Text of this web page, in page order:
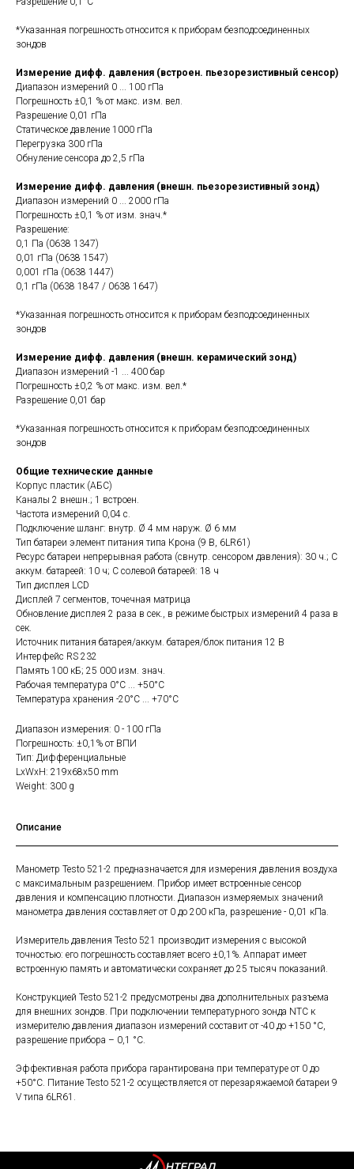
*Указанная погрешность относится к приборам безподсоединенных
зондов
Измерение дифф. давления (встроен. пьезорезистивный сенсор)
Диапазон измерений 0 ... 100 гПа
Погрешность ±0,1 % от макс. изм. вел.
Разрешение 0,01 гПа
Статическое давление 1000 гПа
Перегрузка 300 гПа
Обнуление сенсора до 2,5 гПа
Измерение дифф. давления (внешн. пьезорезистивный зонд)
Диапазон измерений 0 ... 2000 гПа
Погрешность ±0,1 % от изм. знач.*
Разрешение:
0,1 Па (0638 1347)
0,01 гПа (0638 1547)
0,001 гПа (0638 1447)
0,1 гПа (0638 1847 / 0638 1647)
*Указанная погрешность относится к приборам безподсоединенных
зондов
Измерение дифф. давления (внешн. керамический зонд)
Диапазон измерений -1 ... 400 бар
Погрешность ±0,2 % от макс. изм. вел.*
Разрешение 0,01 бар
*Указанная погрешность относится к приборам безподсоединенных
зондов
Общие технические данные
Корпус пластик (АБС)
Каналы 2 внешн.; 1 встроен.
Частота измерений 0,04 с.
Подключение шланг: внутр. Ø 4 мм наруж. Ø 6 мм
Тип батареи элемент питания типа Крона (9 В, 6LR61)
Ресурс батареи непрерывная работа (свнутр. сенсором давления): 30 ч.; С
аккум. батареей: 10 ч; С солевой батареей: 18 ч
Тип дисплея LCD
Дисплей 7 сегментов, точечная матрицa
Обновление дисплея 2 раза в сек., в режиме быстрых измерений 4 раза в
сек.
Источник питания батарея/аккум. батарея/блок питания 12 B
Интерфейс RS 232
Память 100 кБ; 25 000 изм. знач.
Рабочая температура 0°C ... +50°C
Температура хранения -20°C ... +70°C
Диапазон измерения: 0 - 100 гПа
Погрешность: ±0,1% от ВПИ
Тип: Дифференциальные
LxWxH: 219x68x50 mm
Weight: 300 g
Описание
Манометр Testo 521-2 предназначается для измерения давления воздуха
с максимальным разрешением. Прибор имеет встроенные сенсор
давления и компенсацию плотности. Диапазон измеряемых значений
манометра давления составляет от 0 до 200 кПа, разрешение - 0,01 кПа.
Измеритель давления Testo 521 производит измерения с высокой
точностью: его погрешность составляет всего ±0,1%. Аппарат имеет
встроенную память и автоматически сохраняет до 25 тысяч показаний.
Конструкцией Testo 521-2 предусмотрены два дополнительных разъема
для внешних зондов. При подключении температурного зонда NTC к
измерителю давления диапазон измерений составит от -40 до +150 °C,
разрешение прибора – 0,1 °C.
Эффективная работа прибора гарантирована при температуре от 0 до
+50°C. Питание Testo 521-2 осуществляется от перезаряжаемой батареи 9
V типа 6LR61.